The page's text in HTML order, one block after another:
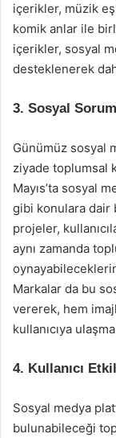
içerikler, müzik
komik anlar ile
içerikler, sosyal
desteklenerek
3. Sosyal
Günümüz sosyal
ziyade toplumsal
Mayıs’ta sosyal
gibi konulara dair
projeler,
aynı zamanda
Markalar da bu
vererek, hem
kullanıcıya
4. Kullanıcı
Sosyal medya
bulunabileceği